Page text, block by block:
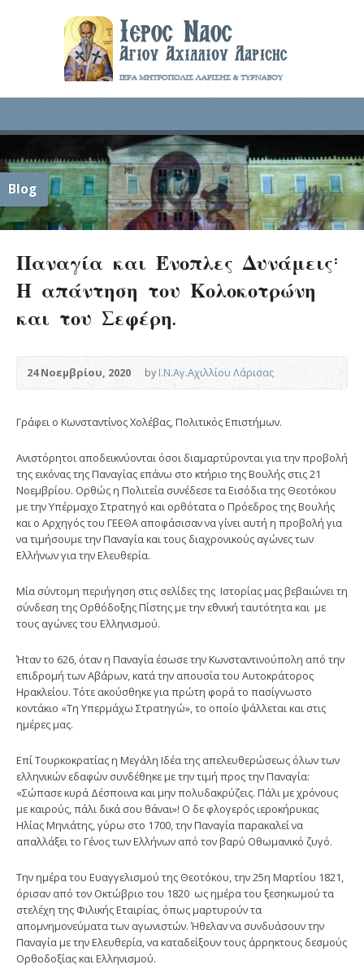
Blog
Παναγία και Ένοπλες Δυνάμεις:
Η απάντηση του Κολοκοτρώνη
και του Σεφέρη.
24 Νοεμβρίου, 2020 byΙ.Ν.Αγ.Αχιλλίου Λάρισας
Γράφει ο Κωνσταντίνος Χολέβας, Πολιτικός Επιστήμων.
Ανιστόρητοι αποδεικνύονται όσοι διαμαρτύρονται για την προβολή
της εικόνας της Παναγίας επάνω στο κτήριο της Βουλής στις 21
Νοεμβρίου. Ορθώς η Πολιτεία συνέδεσε τα Εισόδια της Θεοτόκου
με την Υπέρμαχο Στρατηγό και ορθότατα ο Πρόεδρος της Βουλής
και ο Αρχηγός του ΓΕΕΘΑ αποφάσισαν να γίνει αυτή η προβολή για
να τιμήσουμε την Παναγία και τους διαχρονικούς αγώνες των
Ελλήνων για την Ελευθερία.
Μία σύντομη περιήγηση στις σελίδες της Ιστορίας μας βεβαιώνει τη
σύνδεση της Ορθόδοξης Πίστης με την εθνική ταυτότητα και με
τους αγώνες του Ελληνισμού.
Ήταν το 626, όταν η Παναγία έσωσε την Κωνσταντινούπολη από την
επιδρομή των Αβάρων, κατά την απουσία του Αυτοκράτορος
Ηρακλείου. Τότε ακούσθηκε για πρώτη φορά το πασίγνωστο
κοντάκιο «Τη Υπερμάχω Στρατηγώ», το οποίο ψάλλεται και στις
ημέρες μας.
Επί Τουρκοκρατίας η Μεγάλη Ιδέα της απελευθερώσεως όλων των
ελληνικών εδαφών συνδέθηκε με την τιμή προς την Παναγία:
«Σώπασε κυρά Δέσποινα και μην πολυδακρύζεις. Πάλι με χρόνους
με καιρούς, πάλι δικά σου θάναι»! Ο δε φλογερός ιεροκήρυκας
Ηλίας Μηνιάτης, γύρω στο 1700, την Παναγία παρακαλεί να
απαλλάξει το Γένος των Ελλήνων από τον βαρύ Οθωμανικό ζυγό.
Την ημέρα του Ευαγγελισμού της Θεοτόκου, την 25η Μαρτίου 1821,
όρισαν από τον Οκτώβριο του 1820 ως ημέρα του ξεσηκωμού τα
στελέχη της Φιλικής Εταιρίας, όπως μαρτυρούν τα
απομνημονεύματα των αγωνιστών. Ήθελαν να συνδυάσουν την
Παναγία με την Ελευθερία, να καταδείξουν τους άρρηκτους δεσμούς
Ορθοδοξίας και Ελληνισμού.